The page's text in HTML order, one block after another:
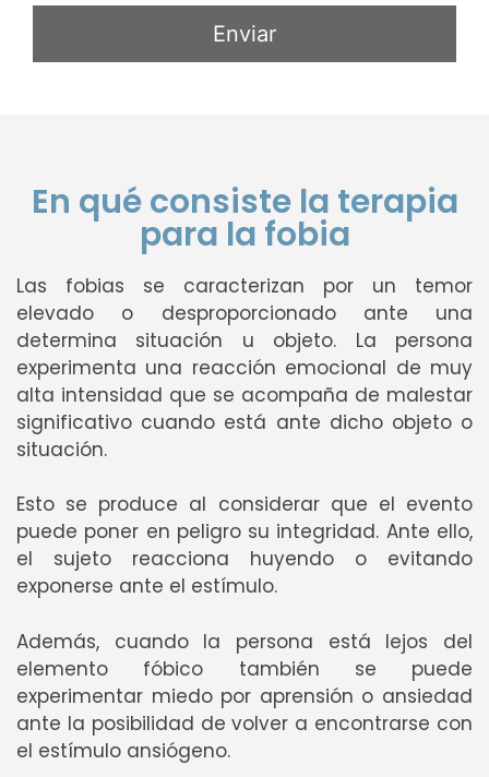
En qué consiste la terapia
para la fobia
Las fobias se caracterizan por un temor
elevado o desproporcionado ante una
determina situación u objeto. La persona
experimenta una reacción emocional de muy
alta intensidad que se acompaña de malestar
significativo cuando está ante dicho objeto o
situación.
Esto se produce al considerar que el evento
puede poner en peligro su integridad. Ante ello,
el sujeto reacciona huyendo o evitando
exponerse ante el estímulo.
Además, cuando la persona está lejos del
elemento fóbico también se puede
experimentar miedo por aprensión o ansiedad
ante la posibilidad de volver a encontrarse con
el estímulo ansiógeno.